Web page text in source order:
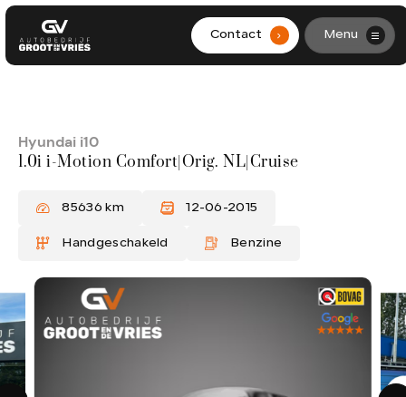
Contact . Menu
WERKPLAATS
CONTACT
0299-361562
info@grootendevries.nl
Hyundai i10
1.0i i-Motion Comfort|Orig. NL|Cruise
85636 km 12-06-2015
Handgeschakeld Benzine